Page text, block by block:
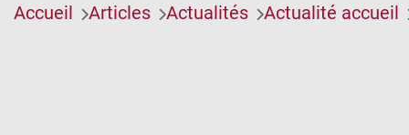
Accueil Articles Actualités Actualité accueil